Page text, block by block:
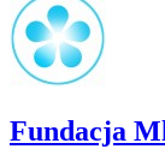
Fundacja